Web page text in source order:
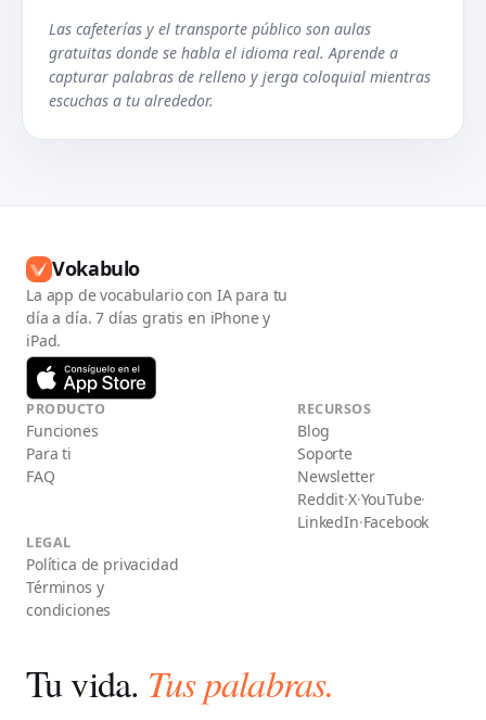
Las cafeterías y el transporte público son aulas
gratuitas donde se habla el idioma real. Aprende a
capturar palabras de relleno y jerga coloquial mientras
escuchas a tu alrededor.
Vokabulo
La app de vocabulario con IA para tu
día a día. 7 días gratis en iPhone y
iPad.
PRODUCTO
Funciones
Para ti
FAQ
RECURSOS
Blog
Soporte
Newsletter
Reddit·X·YouTube·
LinkedIn·Facebook
LEGAL
Política de privacidad
Términos y
condiciones
Tu vida. Tus palabras.